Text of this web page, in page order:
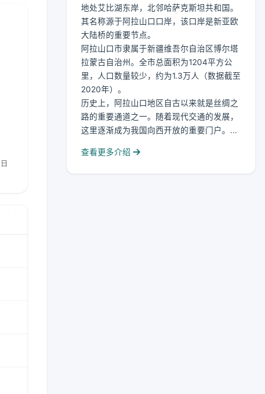
地处艾比湖东岸，北邻哈萨克斯坦共和国。
其名称源于阿拉山口口岸，该口岸是新亚欧
大陆桥的重要节点。
阿拉山口市隶属于新疆维吾尔自治区博尔塔
拉蒙古自治州。全市总面积为1204平方公
里，人口数量较少，约为1.3万人（数据截至
2020年）。
历史上，阿拉山口地区自古以来就是丝绸之
路的重要通道之一。随着现代交通的发展，
这里逐渐成为我国向西开放的重要门户。...
查看更多介绍